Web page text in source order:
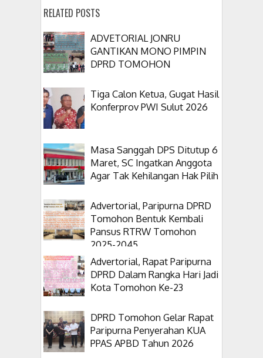
RELATED POSTS
ADVETORIAL JONRU
GANTIKAN MONO PIMPIN
DPRD TOMOHON
Tiga Calon Ketua, Gugat Hasil
Konferprov PWI Sulut 2026
Masa Sanggah DPS Ditutup 6
Maret, SC Ingatkan Anggota
Agar Tak Kehilangan Hak Pilih
Advertorial, Paripurna DPRD
Tomohon Bentuk Kembali
Pansus RTRW Tomohon
2025-2045
Advertorial, Rapat Paripurna
DPRD Dalam Rangka Hari Jadi
Kota Tomohon Ke-23
DPRD Tomohon Gelar Rapat
Paripurna Penyerahan KUA
PPAS APBD Tahun 2026